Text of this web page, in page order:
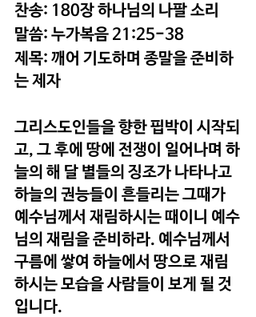
찬송: 180장 하나님의 나팔 소리
말씀: 누가복음 21:25-38
제목: 깨어 기도하며 종말을 준비하
는 제자
그리스도인들을 향한 핍박이 시작되
고, 그 후에 땅에 전쟁이 일어나며 하
늘의 해 달 별들의 징조가 나타나고
하늘의 권능들이 흔들리는 그때가
예수님께서 재림하시는 때이니 예수
님의 재림을 준비하라. 예수님께서
구름에 쌓여 하늘에서 땅으로 재림
하시는 모습을 사람들이 보게 될 것
입니다.